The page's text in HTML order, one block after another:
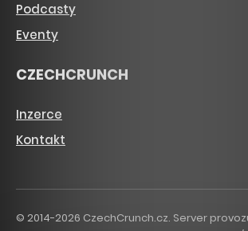
Podcasty
Eventy
CZECHCRUNCH
Inzerce
Kontakt
© 2014-2026 CzechCrunch.cz. Server